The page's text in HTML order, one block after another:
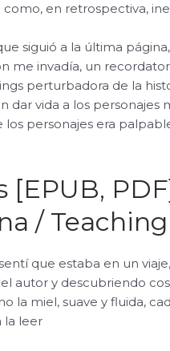
en retrospectiva,
siguió a la última
me invadía, un
perturbadora de la
dar vida a los personajes
los personajes era
[EPUB,
/
que estaba en un
autor y descubriendo
la miel, suave y fluida,
la leer